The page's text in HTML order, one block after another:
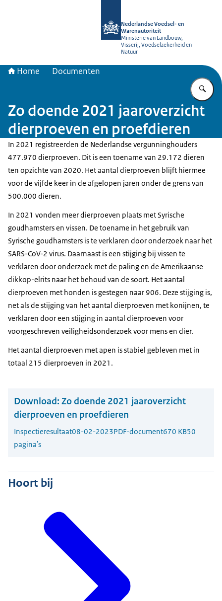
Nederlandse Voedsel- en
Warenautoriteit
Ministerie van Landbouw,
Visserij, Voedselzekerheid en
Natuur
Home Documenten
Zo doende 2021 jaaroverzicht
dierproeven en proefdieren
In 2021 registreerden de Nederlandse vergunninghouders
477.970 dierproeven. Dit is een toename van 29.172 dieren
ten opzichte van 2020. Het aantal dierproeven blijft hiermee
voor de vijfde keer in de afgelopen jaren onder de grens van
500.000 dieren.
In 2021 vonden meer dierproeven plaats met Syrische
goudhamsters en vissen. De toename in het gebruik van
Syrische goudhamsters is te verklaren door onderzoek naar het
SARS-CoV-2 virus. Daarnaast is een stijging bij vissen te
verklaren door onderzoek met de paling en de Amerikaanse
dikkop-elrits naar het behoud van de soort. Het aantal
dierproeven met honden is gestegen naar 906. Deze stijging is,
net als de stijging van het aantal dierproeven met konijnen, te
verklaren door een stijging in aantal dierproeven voor
voorgeschreven veiligheidsonderzoek voor mens en dier.
Het aantal dierproeven met apen is stabiel gebleven met in
totaal 215 dierproeven in 2021.
Download: Zo doende 2021 jaaroverzicht
dierproeven en proefdieren
Inspectieresultaat08-02-2023PDF-document670 KB50
pagina's
Hoort bij